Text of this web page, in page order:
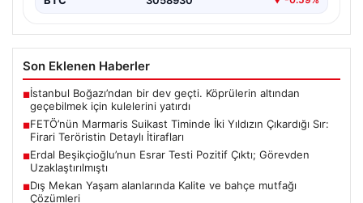
Son Eklenen Haberler
■İstanbul Boğazı’ndan bir dev geçti. Köprülerin altından
geçebilmek için kulelerini yatırdı
■FETÖ’nün Marmaris Suikast Timinde İki Yıldızın Çıkardığı Sır:
Firari Teröristin Detaylı İtirafları
■Erdal Beşikçioğlu’nun Esrar Testi Pozitif Çıktı; Görevden
Uzaklaştırılmıştı
■Dış Mekan Yaşam alanlarında Kalite ve bahçe mutfağı
Çözümleri